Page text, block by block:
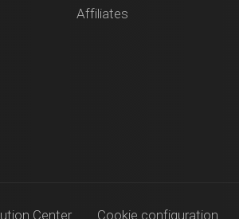
Affiliates
Center Cookie configuration